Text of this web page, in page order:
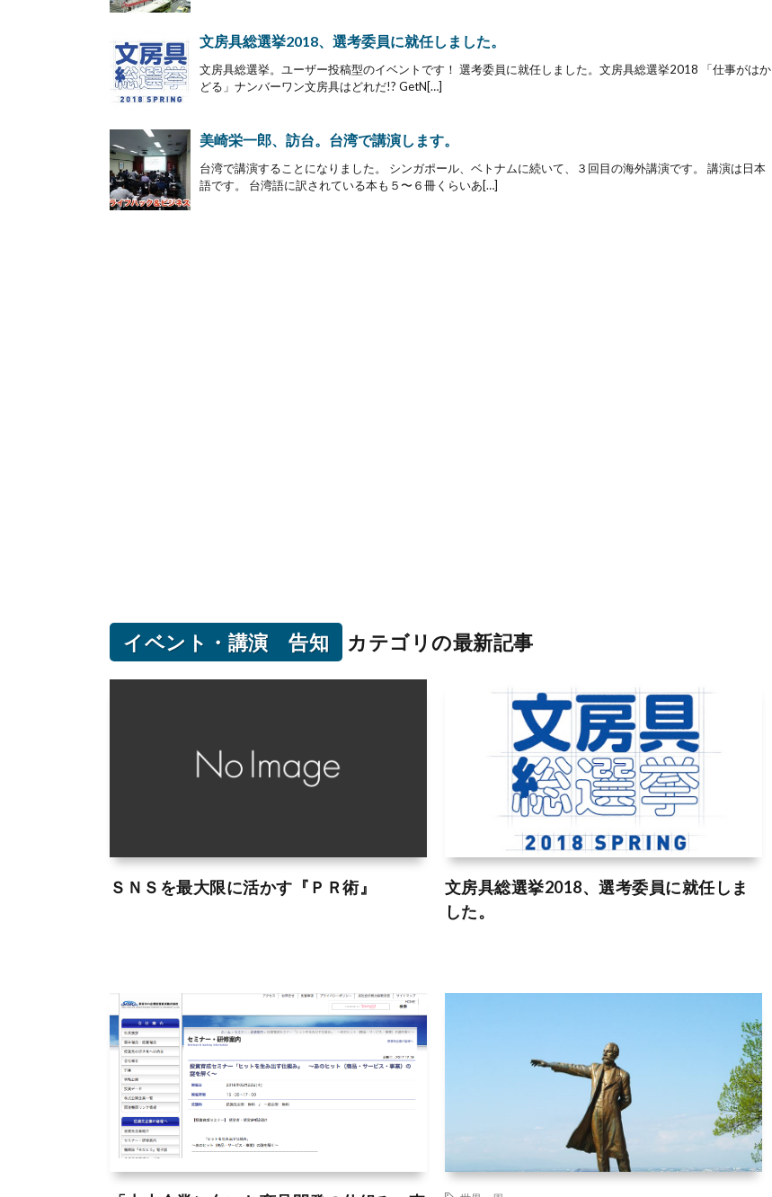
文房具総選挙2018、選考委員に就任しました。
文房具総選挙。ユーザー投稿型のイベントです！ 選考委員に就任しました。文房具総選挙2018 「仕事がはか
どる」ナンバーワン文房具はどれだ!? GetN[…]
美崎栄一郎、訪台。台湾で講演します。
台湾で講演することになりました。 シンガポール、ベトナムに続いて、３回目の海外講演です。 講演は日本
語です。 台湾語に訳されている本も５〜６冊くらいあ[…]
イベント・講演 告知 カテゴリの最新記事
ＳＮＳを最大限に活かす『ＰＲ術』
文房具総選挙2018、選考委員に就任しま
した。